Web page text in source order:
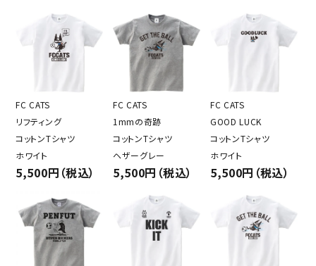
FC CATS
リフティング
コットンTシャツ
ホワイト
5,500円（税込）
FC CATS
1mmの奇跡
コットンTシャツ
ヘザーグレー
5,500円（税込）
FC CATS
GOOD LUCK
コットンTシャツ
ホワイト
5,500円（税込）